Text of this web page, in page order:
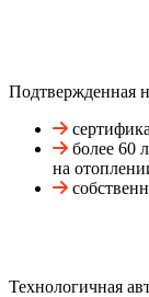
Подтвержденная
более 60
на
Технологичная